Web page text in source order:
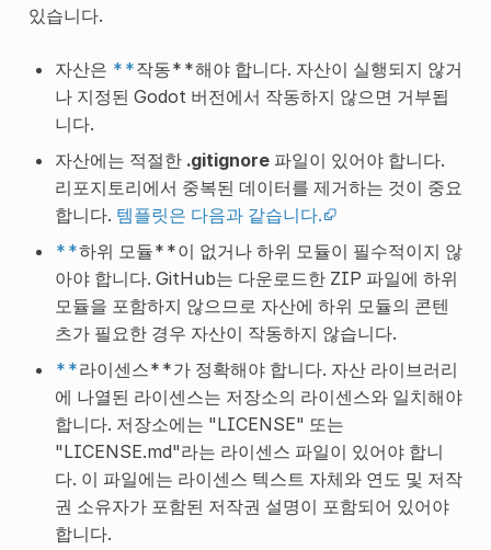
있습니다.
자산은 **작동**해야 합니다. 자산이 실행되지 않거
나 지정된 Godot 버전에서 작동하지 않으면 거부됩
니다.
자산에는 적절한 .gitignore파일이 있어야 합니다.
리포지토리에서 중복된 데이터를 제거하는 것이 중요
합니다. 템플릿은 다음과 같습니다.
**하위 모듈**이 없거나 하위 모듈이 필수적이지 않
아야 합니다. GitHub는 다운로드한 ZIP 파일에 하위
모듈을 포함하지 않으므로 자산에 하위 모듈의 콘텐
츠가 필요한 경우 자산이 작동하지 않습니다.
**라이센스**가 정확해야 합니다. 자산 라이브러리
에 나열된 라이센스는 저장소의 라이센스와 일치해야
합니다. 저장소에는 "LICENSE" 또는
"LICENSE.md"라는 라이센스 파일이 있어야 합니
다. 이 파일에는 라이센스 텍스트 자체와 연도 및 저작
권 소유자가 포함된 저작권 설명이 포함되어 있어야
합니다.